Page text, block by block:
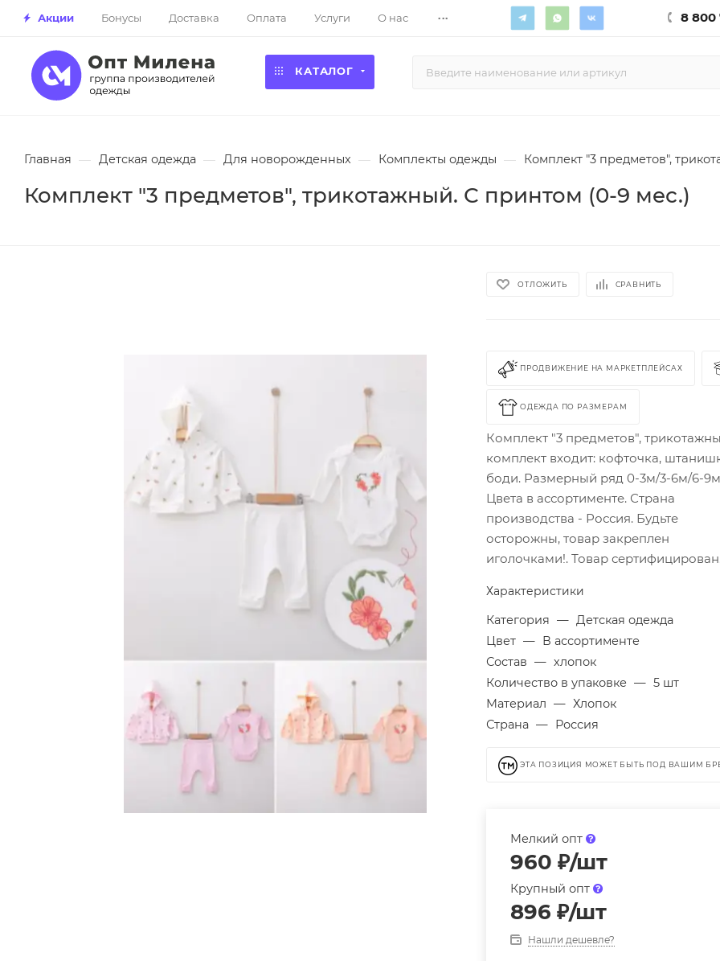
Акции Бонусы Доставка Оплата Услуги О нас ... 8 800
КАТАЛОГ
Главная — Детская одежда — Для новорожденных — Комплекты одежды — Комплект "3 предметов",
Комплект "3 предметов", трикотажный. С принтом (0-9 мес.)
ОТЛОЖИТЬ СРАВНИТЬ
ПРОДВИЖЕНИЕ НА МАРКЕТПЛЕЙСАХ
ОДЕЖДА ПО РАЗМЕРАМ
Комплект "3 предметов",
комплект входит: кофточка,
боди. Размерный ряд 0-3м/3-6м/6-
Цвета в ассортименте. Страна
производства - Россия. Будьте
осторожны, товар закреплен
иголочками!. Товар
Характеристики
Категория — Детская одежда
Цвет — В ассортименте
Состав — хлопок
Количество в упаковке — 5 шт
Материал — Хлопок
Страна — Россия
ЭТА ПОЗИЦИЯ МОЖЕТ БЫТЬ ПОД ВАШИМ
Мелкий опт
960 ₽/шт
Крупный опт
896 ₽/шт
Нашли дешевле?